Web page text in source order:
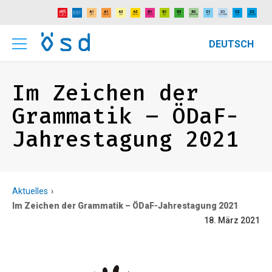
DEUTSCH
Im Zeichen der
Grammatik – ÖDaF-
Jahrestagung 2021
Aktuelles
Im Zeichen der Grammatik – ÖDaF-Jahrestagung 2021
18. März 2021